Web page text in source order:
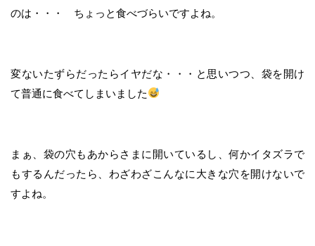
のは・・・ ちょっと食べづらいですよね。
変ないたずらだったらイヤだな・・・と思いつつ、袋を開け
て普通に食べてしまいました
まぁ、袋の穴もあからさまに開いているし、何かイタズラで
もするんだったら、わざわざこんなに大きな穴を開けないで
すよね。